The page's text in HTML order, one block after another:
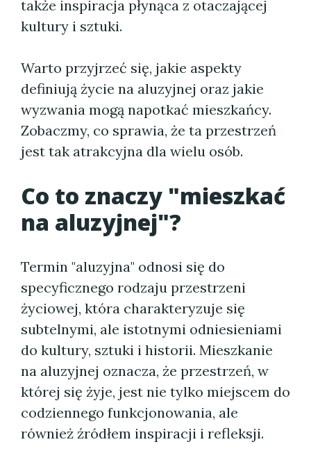
także inspiracja płynąca z otaczającej
kultury i sztuki.
Warto przyjrzeć się, jakie aspekty
definiują życie na aluzyjnej oraz jakie
wyzwania mogą napotkać mieszkańcy.
Zobaczmy, co sprawia, że ta przestrzeń
jest tak atrakcyjna dla wielu osób.
Co to znaczy "mieszkać
na aluzyjnej"?
Termin "aluzyjna" odnosi się do
specyficznego rodzaju przestrzeni
życiowej, która charakteryzuje się
subtelnymi, ale istotnymi odniesieniami
do kultury, sztuki i historii. Mieszkanie
na aluzyjnej oznacza, że przestrzeń, w
której się żyje, jest nie tylko miejscem do
codziennego funkcjonowania, ale
również źródłem inspiracji i refleksji.